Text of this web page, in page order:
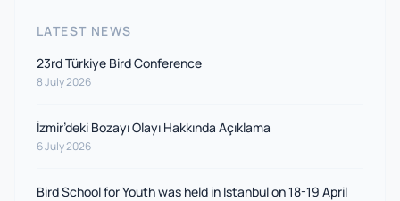
LATEST NEWS
23rd Türkiye Bird Conference
8 July 2026
İzmir’deki Bozayı Olayı Hakkında Açıklama
6 July 2026
Bird School for Youth was held in Istanbul on 18-19 April